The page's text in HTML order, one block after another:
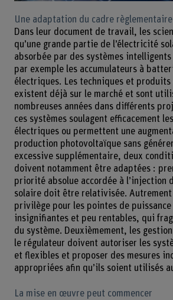
Une adaptation du cadre
Dans leur document de travail, les
qu’une grande partie de l’électricité
absorbée par des systèmes
par exemple les accumulateurs à
électriques. Les techniques et produits
existent déjà sur le marché et sont
nombreuses années dans différents
ces systèmes soulagent efficacement
électriques ou permettent une
production photovoltaïque sans
excessive supplémentaire, deux
doivent notamment être adaptées :
priorité absolue accordée à l’injection
solaire doit être relativisée.
privilège pour les pointes de
insignifiantes et peu rentables, qui
du système. Deuxièmement, les
le régulateur doivent autoriser les
et flexibles et proposer des mesures
appropriées afin qu’ils soient utilisés
La mise en œuvre peut commencer